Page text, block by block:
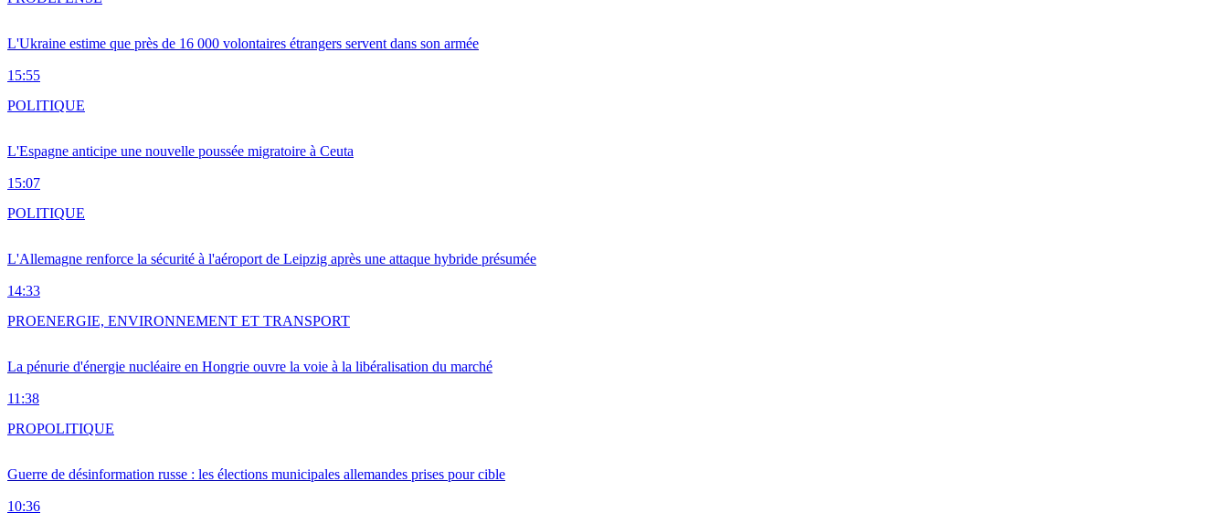
L'Ukraine estime que près de 16 000 volontaires étrangers servent dans son armée
15:55
L'Espagne anticipe une nouvelle poussée migratoire à Ceuta
15:07
POLITIQUE
L'Allemagne renforce la sécurité à l'aéroport de Leipzig après une attaque hybride présumée
14:33
POLITIQUE
La pénurie d'énergie nucléaire en Hongrie ouvre la voie à la libéralisation du marché
11:38
PROENERGIE, ENVIRONNEMENT ET TRANSPORT
Guerre de désinformation russe : les élections municipales allemandes prises pour cible
10:36
PROPOLITIQUE